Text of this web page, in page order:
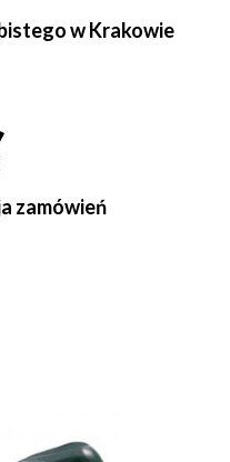
w Krakowie
zamówień